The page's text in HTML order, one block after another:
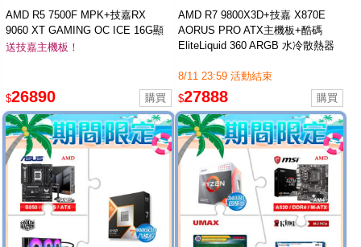
AMD R5 7500F MPK+技嘉RX
9060 XT GAMING OC ICE 16G顯
卡+金士頓NV3 1T SSD ★送技嘉
送技嘉主機板！
$26890
AMD R7 9800X3D+技嘉 X870E
AORUS PRO ATX主機板+酷碼
EliteLiquid 360 ARGB 水冷散熱器
8/11 23:59 活動結束
$27888